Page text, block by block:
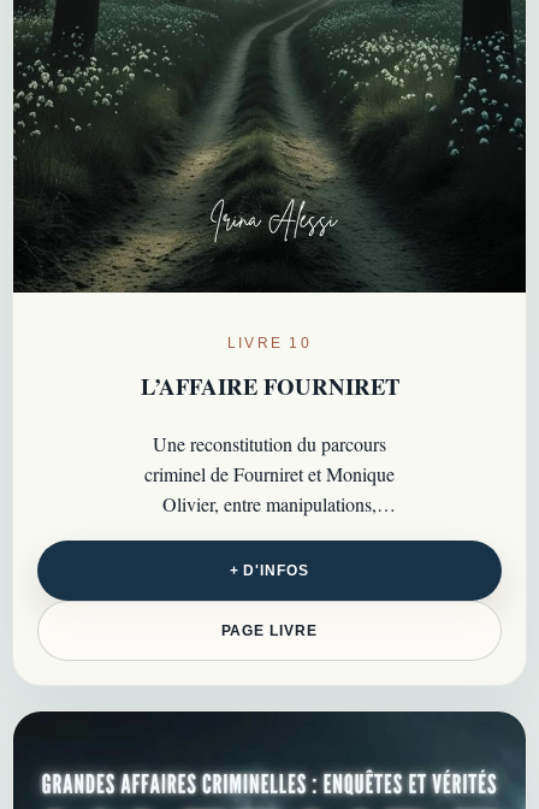
LIVRE 10
L’AFFAIRE FOURNIRET
Une reconstitution du parcours
criminel de Fourniret et Monique
Olivier, entre manipulations,
disparitions et crimes qui ont
marqué durablement les esprits…
+ D'INFOS
PAGE LIVRE